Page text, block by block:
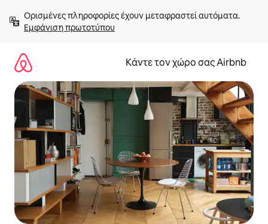
στο
περιεχόμενοΕμφάνιση πρωτοτύπου
Κάντε τον χώρο σας Airbnb